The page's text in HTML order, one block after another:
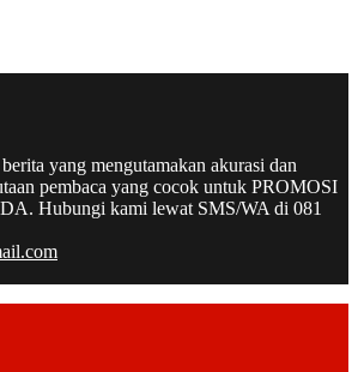
yang mengutamakan akurasi dan
pembaca yang cocok untuk PROMOSI
Hubungi kami lewat SMS/WA di 081